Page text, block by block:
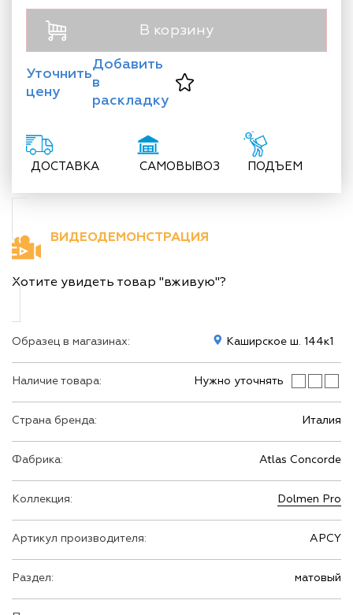
Образец в магазинах: Каширское ш. 144к1
Наличие товара: Нужно уточнять
Страна бренда: Италия
Фабрика: Atlas Concorde
Коллекция: Dolmen Pro
Артикул производителя: APCY
Раздел: матовый
В корзину
Уточнить
цену
Добавить
в
раскладку
ДОСТАВКА САМОВЫВОЗ ПОДЪЕМ
ВИДЕОДЕМОНСТРАЦИЯ
Хотите увидеть товар "вживую"?